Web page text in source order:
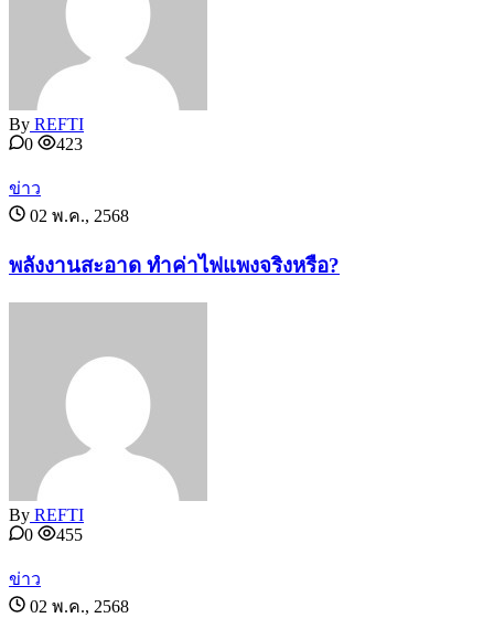
By REFTI
0
423
ข่าว
02 พ.ค., 2568
พลังงานสะอาด ทำค่าไฟแพงจริงหรือ?
By REFTI
0
455
ข่าว
02 พ.ค., 2568